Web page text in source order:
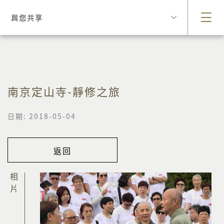
與您共享
南京定山寺-靜修之旅
日期: 2018-05-04
返回
相片